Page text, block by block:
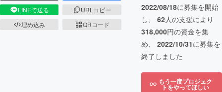
LINEで送る
URLコピー
埋め込み
QRコード
2022/08/18に募集を開始
し、 62人の支援により
318,000円の資金を集
め、 2022/10/31に募集を
終了しました
もう一度プロジェク
トをやってほしい